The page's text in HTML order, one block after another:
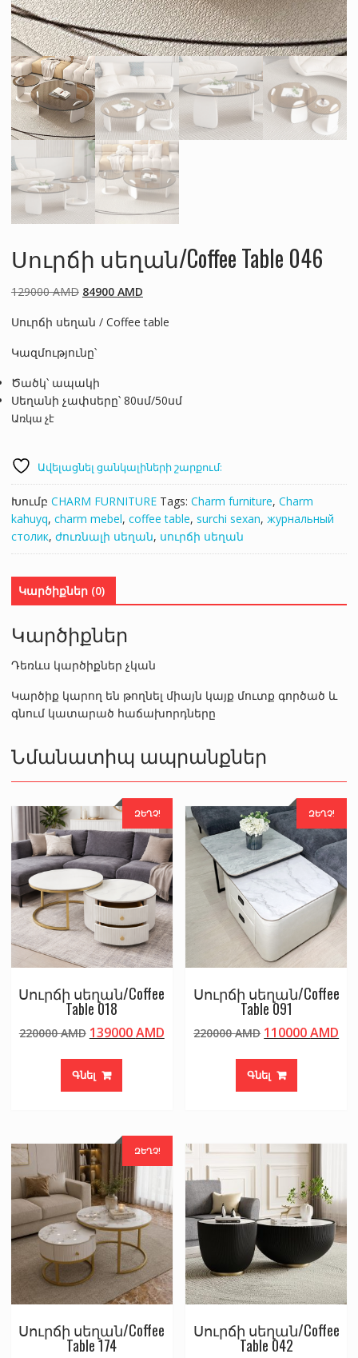
Սուրճի սեղան/Coffee Table 046
129000AMD Original
was:
84900 AMDCurrent
is:
Սուրճի սեղան / Coffee table
Կազմությունը՝
Ծածկ՝ ապակի
Սեղանի չափսերը՝ 80սմ/50սմ
Առկա չէ
Ավելացնել ցանկալիների շարքում:
Խումբ CHARM FURNITURE Tags: Charm furniture, Charm
kahuyq, charm mebel, coffee table, surchi sexan, журнальный
столик, ժուռնալի սեղան, սուրճի սեղան
Կարծիքներ (0)
Կարծիքներ
Դեռևս կարծիքներ չկան
Կարծիք կարող են թողնել միայն կայք մուտք գործած և
գնում կատարած հաճախորդները
Նմանատիպ ապրանքներ
ԶԵՂՉ!
Սուրճի սեղան/Coffee
Table 018
220000AMD Original
was:
220000 AMD.
139000AMDCurrent
Գնել
ԶԵՂՉ!
Սուրճի սեղան/Coffee
Table 091
220000AMD Original
was:
220000 AMD.
110000AMD
Գնել
ԶԵՂՉ!
Սուրճի սեղան/Coffee
Table 174
Սուրճի սեղան/Coffee
Table 042